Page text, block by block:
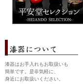
漆器はお手入れもお取扱いも
簡単です。是非気軽に、
身近にお取扱いください。